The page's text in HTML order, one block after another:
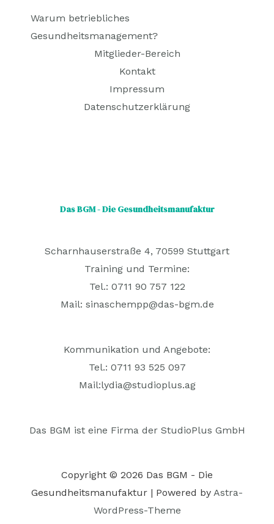
Warum betriebliches
Gesundheitsmanagement?
Mitglieder-Bereich
Kontakt
Impressum
Datenschutzerklärung
Das BGM - Die Gesundheitsmanufaktur
Scharnhauserstraße 4, 70599 Stuttgart
Training und Termine:
Tel.: 0711 90 757 122
Mail: sinaschempp@das-bgm.de
Kommunikation und Angebote:
Tel.: 0711 93 525 097
Mail:lydia@studioplus.ag
Das BGM ist eine Firma der StudioPlus GmbH
Copyright © 2026 Das BGM - Die
Gesundheitsmanufaktur | Powered by Astra-
WordPress-Theme